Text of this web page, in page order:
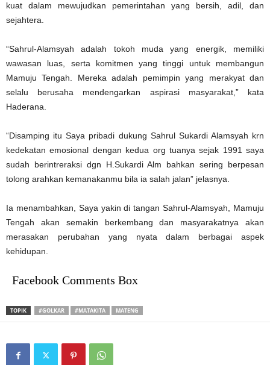
kuat dalam mewujudkan pemerintahan yang bersih, adil, dan
sejahtera.
“Sahrul-Alamsyah adalah tokoh muda yang energik, memiliki
wawasan luas, serta komitmen yang tinggi untuk membangun
Mamuju Tengah. Mereka adalah pemimpin yang merakyat dan
selalu berusaha mendengarkan aspirasi masyarakat,” kata
Haderana.
“Disamping itu Saya pribadi dukung Sahrul Sukardi Alamsyah krn
kedekatan emosional dengan kedua org tuanya sejak 1991 saya
sudah berintreraksi dgn H.Sukardi Alm bahkan sering berpesan
tolong arahkan kemanakanmu bila ia salah jalan” jelasnya.
Ia menambahkan, Saya yakin di tangan Sahrul-Alamsyah, Mamuju
Tengah akan semakin berkembang dan masyarakatnya akan
merasakan perubahan yang nyata dalam berbagai aspek
kehidupan.
Facebook Comments Box
TOPIK #GOLKAR #MATAKITA MATENG